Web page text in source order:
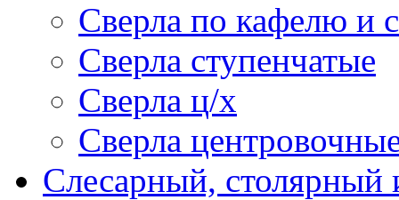
Сверла по кафелю и
Сверла ступенчатые
Сверла ц/х
Сверла
Слесарный, столярный